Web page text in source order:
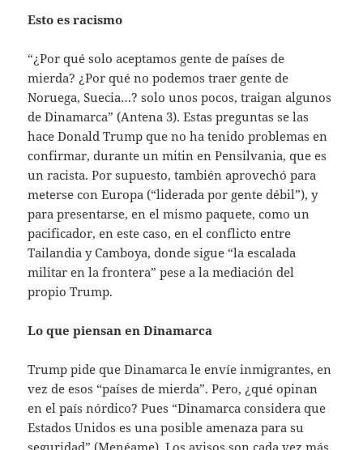
Esto es racismo
“¿Por qué solo aceptamos gente de países de
mierda? ¿Por qué no podemos traer gente de
Noruega, Suecia…? solo unos pocos, traigan algunos
de Dinamarca” (Antena 3). Estas preguntas se las
hace Donald Trump que no ha tenido problemas en
confirmar, durante un mitin en Pensilvania, que es
un racista. Por supuesto, también aprovechó para
meterse con Europa (“liderada por gente débil”), y
para presentarse, en el mismo paquete, como un
pacificador, en este caso, en el conflicto entre
Tailandia y Camboya, donde sigue “la escalada
militar en la frontera” pese a la mediación del
propio Trump.
Lo que piensan en Dinamarca
Trump pide que Dinamarca le envíe inmigrantes, en
vez de esos “países de mierda”. Pero, ¿qué opinan
en el país nórdico? Pues “Dinamarca considera que
Estados Unidos es una posible amenaza para su
seguridad” (Menéame). Los avisos son cada vez más